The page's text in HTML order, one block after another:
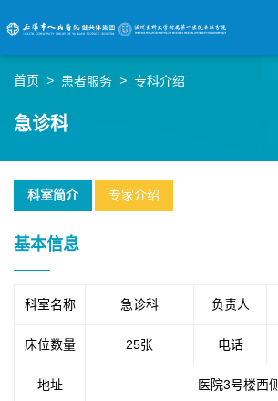
首页 > 患者服务 > 专科介绍
急诊科
科室简介 专家介绍
基本信息
科室名称 急诊科 负责人
床位数量 25张 电话
地址 医院3号楼西侧